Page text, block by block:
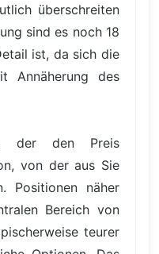
überschreiten
sind es noch 18
ist, da sich die
Annäherung des
der den Preis
von der aus Sie
Positionen näher
Bereich von
teurer